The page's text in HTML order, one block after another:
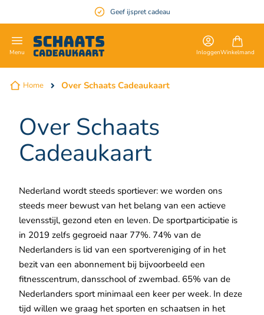
Geef ijspret cadeau
Menu InloggenWinkelmand
Home Over Schaats Cadeaukaart
Over Schaats
Cadeaukaart
Nederland wordt steeds sportiever: we worden ons
steeds meer bewust van het belang van een actieve
levensstijl, gezond eten en leven. De sportparticipatie is
in 2019 zelfs gegroeid naar 77%. 74% van de
Nederlanders is lid van een sportvereniging of in het
bezit van een abonnement bij bijvoorbeeld een
fitnesscentrum, dansschool of zwembad. 65% van de
Nederlanders sport minimaal een keer per week. In deze
tijd willen we graag het sporten en schaatsen in het